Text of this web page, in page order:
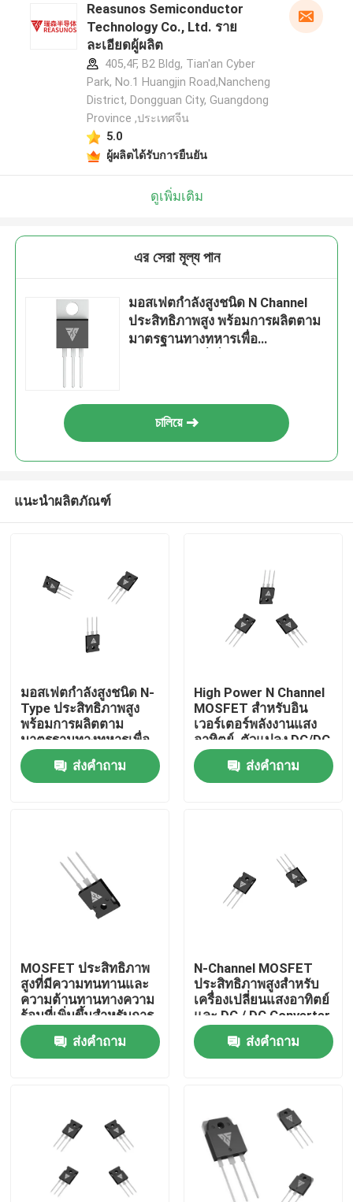
บ้าน
ทัวร์โรงงาน
ติดต่อเรา
มอสเฟตกำลังสูง
ซิลิคอนคาร์ไบด์ MOSFET
Reasunos Semiconductor
Technology Co., Ltd. ราย
ละเอียดผู้ผลิต
405,4F, B2 Bldg, Tian'an Cyber
Park, No.1 Huangjin Road,Nancheng
District, Dongguan City, Guangdong
Province ,ประเทศจีน
5.0
ผู้ผลิตได้รับการยืนยัน
ดูเพิ่มเติม
এর সেরা মূল্য পান
มอสเฟตกำลังสูงชนิด N Channel
ประสิทธิภาพสูง พร้อมการผลิตตาม
มาตรฐานทางทหารเพื่อ
চালিয়ে
แนะนำผลิตภัณฑ์
มอสเฟตกำลังสูงชนิด N-
Type ประสิทธิภาพสูง
พร้อมการผลิตตาม
มาตรฐานทางทหารเพื่อ
การถ่ายโอนพลังงานที่
แข็งแกร่งส่งคำถาม
High Power N Channel
MOSFET สำหรับอิน
เวอร์เตอร์พลังงานแสง
อาทิตย์, ตัวแปลง DC/DC
แรงดันสูง และมอเตอร์
ไดรเวอร์ ส่งคำถาม
MOSFET ประสิทธิภาพ
สูงที่มีความทนทานและ
ความต้านทานทางความ
ร้อนที่เพิ่มขึ้นสําหรับการ
ใช้งานแบบ N
ส่งคำถาม
N-Channel MOSFET
ประสิทธิภาพสูงสําหรับ
เครื่องเปลี่ยนแสงอาทิตย์
และ DC / DC Converter
Applications
ส่งคำถาม